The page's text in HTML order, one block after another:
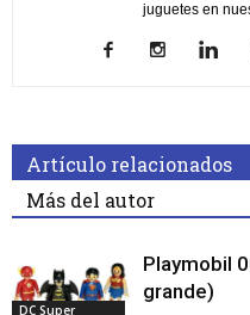
juguetes en
Artículo relacionados
Más del autor
DC Super
Playmobil
grande)